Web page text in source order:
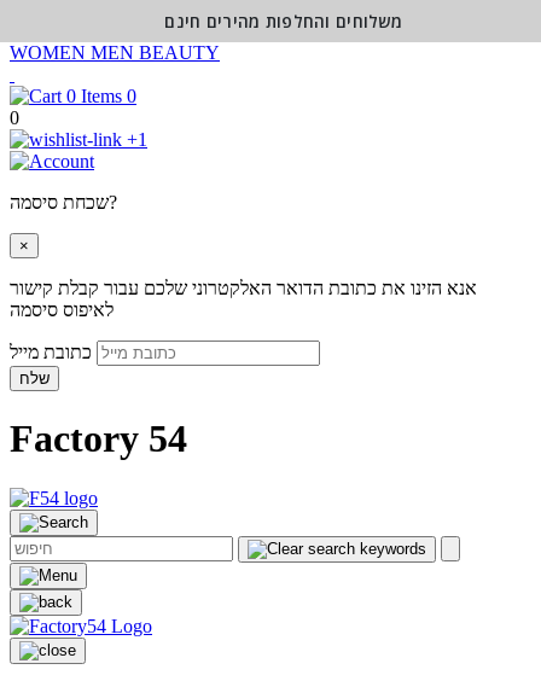
WOMEN MEN BEAUTY
0
0
+1
שכחת סיסמה?
×
אנא הזינו את כתובת הדואר האלקטרוני שלכם עבור קבלת קישור
לאיפוס סיסמה
שלח
Factory 54
משלוחים והחלפות מהירים חינם